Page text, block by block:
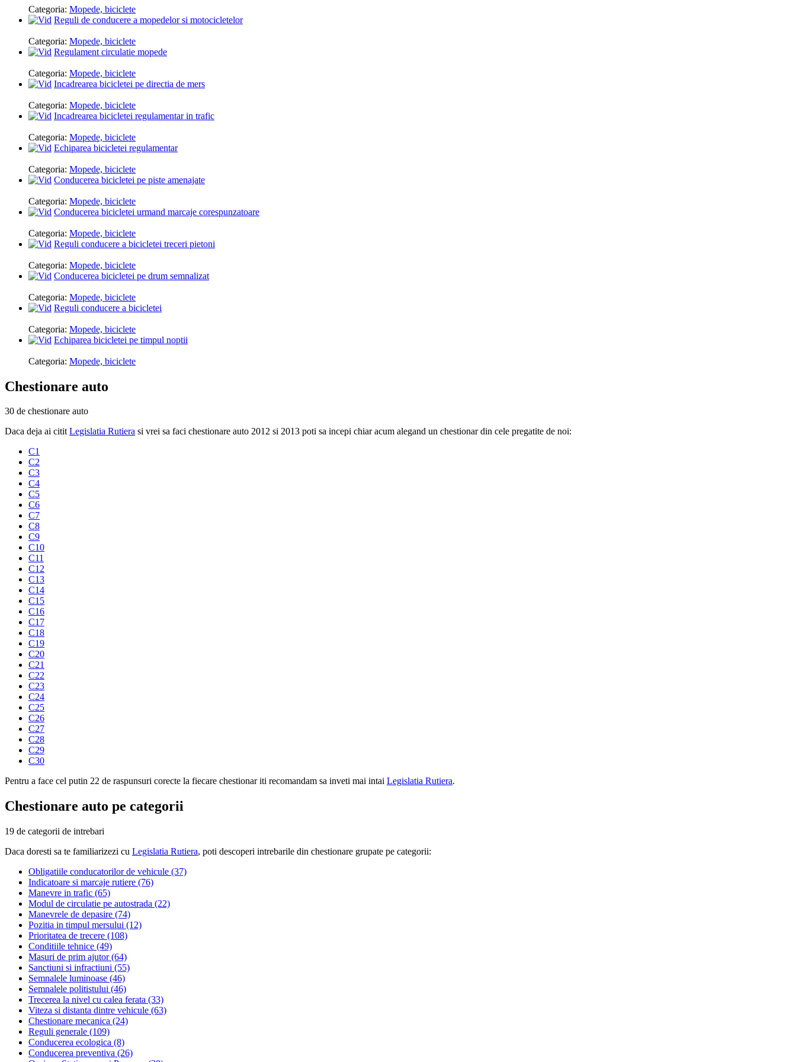
Categoria: Mopede, biciclete
Reguli de conducere a mopedelor si motocicletelor
Categoria: Mopede, biciclete
Regulament circulatie mopede
Categoria: Mopede, biciclete
Incadrearea bicicletei pe directia de mers
Categoria: Mopede, biciclete
Incadrearea bicicletei regulamentar in trafic
Categoria: Mopede, biciclete
Echiparea bicicletei regulamentar
Categoria: Mopede, biciclete
Conducerea bicicletei pe piste amenajate
Categoria: Mopede, biciclete
Conducerea bicicletei urmand marcaje corespunzatoare
Categoria: Mopede, biciclete
Reguli conducere a bicicletei treceri pietoni
Categoria: Mopede, biciclete
Conducerea bicicletei pe drum semnalizat
Categoria: Mopede, biciclete
Reguli conducere a bicicletei
Categoria: Mopede, biciclete
Echiparea bicicletei pe timpul noptii
Categoria: Mopede, biciclete
Chestionare auto
30 de chestionare auto
Daca deja ai cititLegislatia Rutiera si vrei sa faci chestionare auto 2012 si 2013 poti sa incepi chiar acum alegand un chestionar din cele pregatite de noi:
C1
C2
C3
C4
C5
C6
C7
C8
C9
C10
C11
C12
C13
C14
C15
C16
C17
C18
C19
C20
C21
C22
C23
C24
C25
C26
C27
C28
C29
C30
Pentru a face cel putin 22 de raspunsuri corecte la fiecare chestionar iti recomandam sa inveti mai intai Legislatia Rutiera.
Chestionare auto pe categorii
19 de categorii de intrebari
Daca doresti sa te familiarizezi cu Legislatia Rutiera, poti descoperi intrebarile din chestionare grupate pe categorii:
Obligatiile conducatorilor de vehicule (37)
Indicatoare si marcaje rutiere (76)
Manevre in trafic (65)
Modul de circulatie pe autostrada (22)
Manevrele de depasire (74)
Pozitia in timpul mersului (12)
Prioritatea de trecere (108)
Conditiile tehnice (49)
Masuri de prim ajutor (64)
Sanctiuni si infractiuni (55)
Semnalele luminoase (46)
Semnalele politistului (46)
Trecerea la nivel cu calea ferata (33)
Viteza si distanta dintre vehicule (63)
Chestionare mecanica (24)
Reguli generale (109)
Conducerea ecologica (8)
Conducerea preventiva (26)